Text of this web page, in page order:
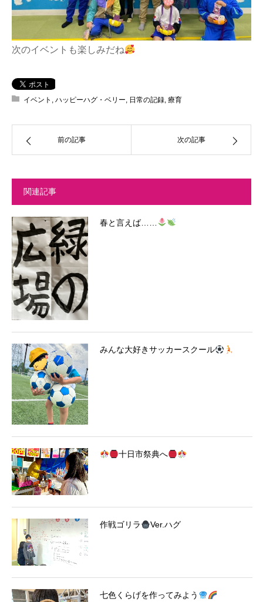
次のイベントも楽しみだね
イベント , ハッピーハグ・ベリー, 日常の記録, 療育
前の記事 次の記事
関連記事
春と言えば……
みんな大好きサッカースクール
十日市祭典へ
作戦ゴリラ Ver.ハグ
七色くらげを作ってみよう